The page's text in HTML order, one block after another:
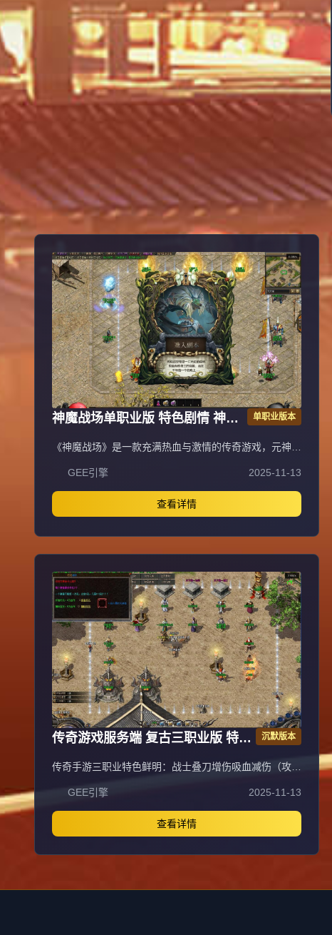
神魔战场单职业版 特色剧情 神器
专属 翎风引擎传奇服务端
单职业版本
《神魔战场》是一款充满热血与激情的传奇游戏，元神系
玩家逆袭高富帅的快捷之路。游戏包含元神系统（青龙、
白虎、朱雀、玄武元神，满级120级，玄武元神可学阴阳
召唤召唤同步属性宝宝，材料靠打怪大量爆出自动食
用）、人物神力·坐骑系统（满级坐骑倍攻+20%、爆率
活护体神盾，材料靠打怪），以及泰亚史诗特色玩法（幸
运最高12激活刀刀最高攻击，武器准确+30，前100级经
验卷打怪，后120级埋没之城副本，青铜赞助以上可紫装
鉴定）。长期玩法耐玩，助玩家在神魔战场脱颖而出。
GEE引擎 2025-11-13
查看详情
传奇游戏服务端 复古三职业版 特色
技能buff 翎风引擎
沉默版本
传奇手游三职业特色鲜明：战士叠刀增伤吸血减伤（攻速
法师无情的刷怪机器（10级群雷11X11范围，无CD流星
火雨，高施法速度）；道士宝宝契合度系统（初始50%攻
击契合度，双防契合度120%，生命契合度150%，宝宝
享人物防御/魔域/生命/道术加成）。新手上线需领取任务
列表，召唤宠物（商场购买，每级+1全属性上限50
GEE引擎 2025-11-13
查看详情